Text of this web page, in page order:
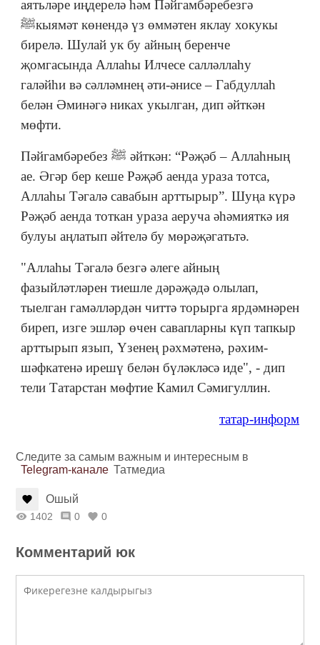
аятьләре иңдерелә һәм Пәйгамбәребезгә
ﷺкыямәт көнендә үз өммәтен яклау хокукы
бирелә. Шулай ук бу айның беренче
җомгасында Аллаһы Илчесе салләллаһу
галәйһи вә сәлләмнең әти-әнисе – Габдуллаһ
белән Әминәгә никах укылган, дип әйткән
мөфти.
Пәйгамбәребез ﷺ әйткән: “Рәҗәб – Аллаһның
ае. Әгәр бер кеше Рәҗәб аенда ураза тотса,
Аллаһы Тәгалә савабын арттырыр”. Шуңа күрә
Рәҗәб аенда тоткан ураза аеруча әһәмияткә ия
булуы аңлатып әйтелә бу мөрәҗәгатьтә.
"Аллаһы Тәгалә безгә әлеге айның
фазыйләтләрен тиешле дәрәҗәдә олылап,
тыелган гамәлләрдән читтә торырга ярдәмнәрен
биреп, изге эшләр өчен савапларны күп тапкыр
арттырып язып, Үзенең рәхмәтенә, рәхим-
шәфкатенә ирешү белән бүләкләсә иде", - дип
тели Татарстан мөфтие Камил Сәмигуллин.
татар-информ
Следите за самым важным и интересным в
Telegram-канале Татмедиа
Ошый
1402 0 0
Комментарий юк